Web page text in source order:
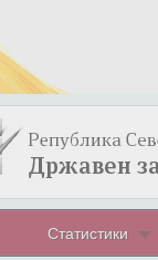
Статистики